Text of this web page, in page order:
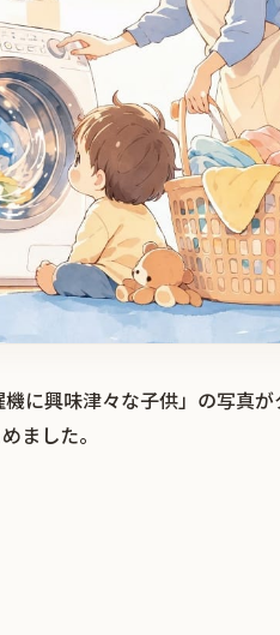
に興味津々な子供」の写真
ました。